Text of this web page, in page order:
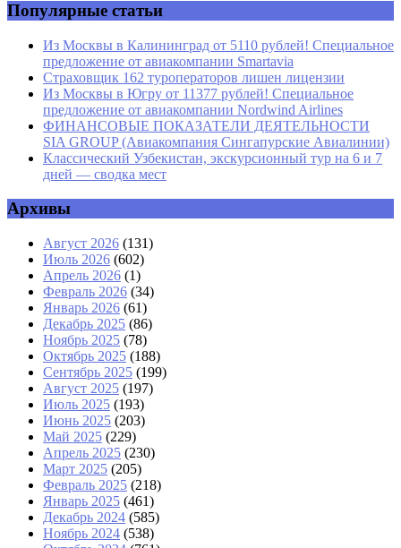
Популярные статьи
Из Москвы в Калининград от 5110 рублей! Специальное
предложение от авиакомпании Smartavia
Страховщик 162 туроператоров лишен лицензии
Из Москвы в Югру от 11377 рублей! Специальное
предложение от авиакомпании Nordwind Airlines
ФИНАНСОВЫЕ ПОКАЗАТЕЛИ ДЕЯТЕЛЬНОСТИ
SIA GROUP (Авиакомпания Сингапурские Авиалинии)
Классический Узбекистан, экскурсионный тур на 6 и 7
дней — сводка мест
Архивы
Август 2026 (131)
Июль 2026 (602)
Апрель 2026 (1)
Февраль 2026 (34)
Январь 2026 (61)
Декабрь 2025 (86)
Ноябрь 2025 (78)
Октябрь 2025 (188)
Сентябрь 2025 (199)
Август 2025 (197)
Июль 2025 (193)
Июнь 2025 (203)
Май 2025 (229)
Апрель 2025 (230)
Март 2025 (205)
Февраль 2025 (218)
Январь 2025 (461)
Декабрь 2024 (585)
Ноябрь 2024 (538)